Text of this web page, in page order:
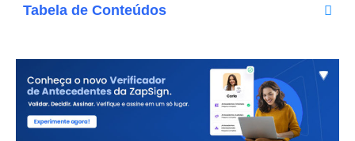
Tabela de Conteúdos